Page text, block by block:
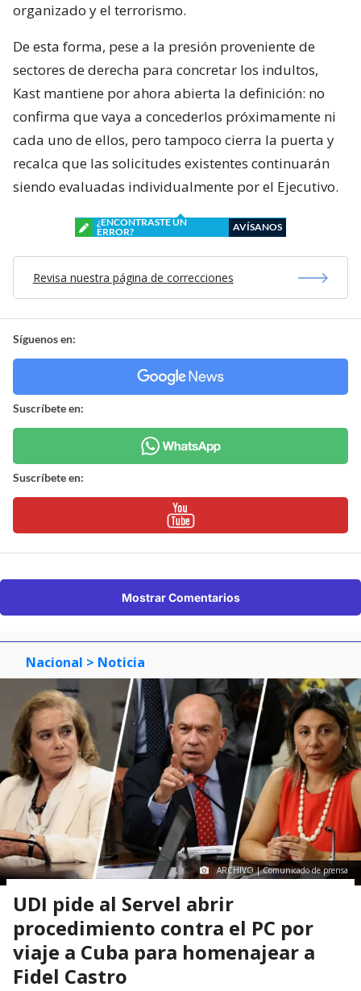
organizado y el terrorismo.
De esta forma, pese a la presión proveniente de
sectores de derecha para concretar los indultos,
Kast mantiene por ahora abierta la definición: no
confirma que vaya a concederlos próximamente ni
cada uno de ellos, pero tampoco cierra la puerta y
recalca que las solicitudes existentes continuarán
siendo evaluadas individualmente por el Ejecutivo.
¿ENCONTRASTE UN
ERROR?
AVÍSANOS
Revisa nuestra página de correcciones
Síguenos en:
Suscríbete en:
Suscríbete en:
Mostrar Comentarios
Nacional > Noticia
ARCHIVO | Comunicado de prensa
UDI pide al Servel abrir
procedimiento contra el PC por
viaje a Cuba para homenajear a
Fidel Castro